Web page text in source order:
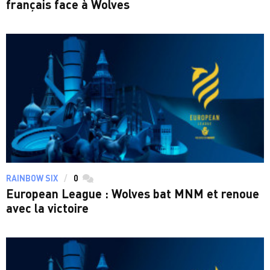
français face à Wolves
RAINBOW SIX 0 commentaires
European League : Wolves bat MNM et renoue
avec la victoire